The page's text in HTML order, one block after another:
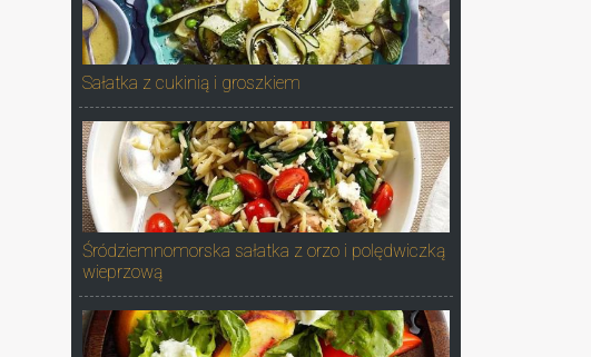
Sałatka z cukinią i groszkiem
Śródziemnomorska sałatka z orzo i polędwiczką
wieprzową